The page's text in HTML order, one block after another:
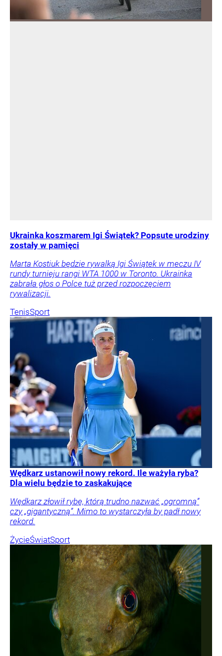
Ukrainka koszmarem Igi Świątek? Popsute urodziny
zostały w pamięci
Marta Kostiuk będzie rywalką Igi Świątek w meczu IV
rundy turnieju rangi WTA 1000 w Toronto. Ukrainka
zabrała głos o Polce tuż przed rozpoczęciem
rywalizacji.
TenisSport
Wędkarz ustanowił nowy rekord. Ile ważyła ryba?
Dla wielu będzie to zaskakujące
Wędkarz złowił rybę, którą trudno nazwać „ogromną”
czy „gigantyczną”. Mimo to wystarczyła by padł nowy
rekord.
ŻycieŚwiatSport